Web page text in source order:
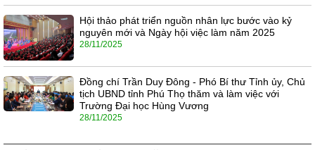
Hội thảo phát triển nguồn nhân lực bước vào kỷ
nguyên mới và Ngày hội việc làm năm 2025
28/11/2025
Đồng chí Trần Duy Đông - Phó Bí thư Tỉnh ủy, Chủ
tịch UBND tỉnh Phú Thọ thăm và làm việc với
Trường Đại học Hùng Vương
28/11/2025